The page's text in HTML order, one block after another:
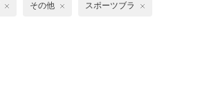
その他 スポーツブラ